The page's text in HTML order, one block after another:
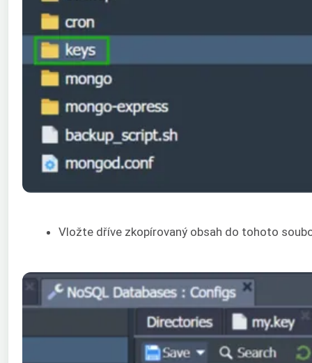
Vložte dříve zkopírovaný obsah do tohoto